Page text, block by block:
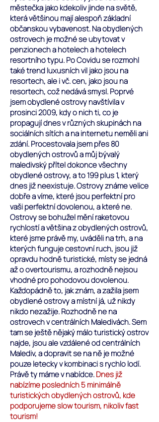
městečka jako kdekoliv jinde na světě,
která většinou mají alespoň základní
občanskou vybavenost. Na obydlených
ostrovech je možné se ubytovat v
penzionech a hotelech a hotelech
resortního typu. Po Covidu se rozmohl
také trend luxusních vil jako jsou na
resortech, ale i vč. cen, jako jsou na
resortech, což nedává smysl.Poprvé
jsem obydlené ostrovy navštívila v
prosinci 2009, kdy o nich ti, co je
propagují dnes v různých skupinách na
sociálních sítích a na internetu neměli ani
zdání.Procestovala jsem přes 80
obydlených ostrovů a můj bývalý
maledivský přítel dokonce všechny
obydlené ostrovy, a to 199 plus 1, který
dnes již neexistuje. Ostrovy známe velice
dobře a víme, které jsou perfektní pro
vaši perfektní dovolenou, a které ne.
Ostrovy se bohužel mění raketovou
rychlostí a většina z obydlených ostrovů,
které jsme právě my, uváděli na trh, a na
kterých funguje cestovní ruch, jsou již
opravdu hodně turistické, místy se jedná
až o overtourismu, a rozhodně nejsou
vhodné pro pohodovou dovolenou.
Každopádně to, jak znám, a zažila jsem
obydlené ostrovy a místní já, už nikdy
nikdo nezažije. Rozhodně ne na
ostrovech v centrálních Maledivách. Sem
tam se ještě nějaký málo turistický ostrov
najde, jsou ale vzdálené od centrálních
Malediv, a dopravit se na ně je možné
pouze letecky v kombinaci s rychlo lodí.
Právě ty máme v nabídce.Dnes již
nabízíme posledních 5 minimálně
turistických obydlených ostrovů, kde
podporujeme slow tourism, nikoliv fast
tourism!